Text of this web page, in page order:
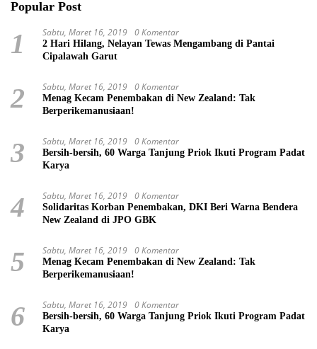
Popular Post
1 Sabtu, Maret 16, 2019 0 Komentar
2 Hari Hilang, Nelayan Tewas Mengambang di Pantai
Cipalawah Garut
2 Sabtu, Maret 16, 2019 0 Komentar
Menag Kecam Penembakan di New Zealand: Tak
Berperikemanusiaan!
3 Sabtu, Maret 16, 2019 0 Komentar
Bersih-bersih, 60 Warga Tanjung Priok Ikuti Program Padat
Karya
4 Sabtu, Maret 16, 2019 0 Komentar
Solidaritas Korban Penembakan, DKI Beri Warna Bendera
New Zealand di JPO GBK
5 Sabtu, Maret 16, 2019 0 Komentar
Menag Kecam Penembakan di New Zealand: Tak
Berperikemanusiaan!
6 Sabtu, Maret 16, 2019 0 Komentar
Bersih-bersih, 60 Warga Tanjung Priok Ikuti Program Padat
Karya